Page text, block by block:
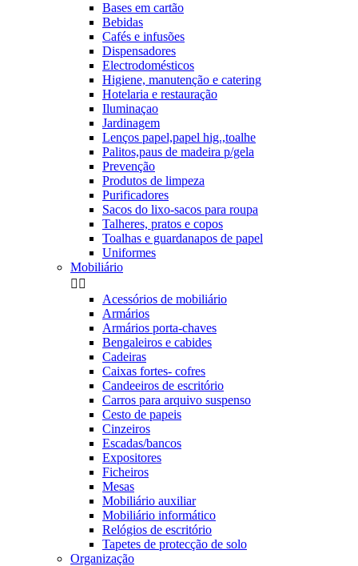
Bases em cartão
Bebidas
Cafés e infusões
Dispensadores
Electrodomésticos
Higiene, manutenção e catering
Hotelaria e restauração
Iluminaçao
Jardinagem
Lenços papel,papel hig.,toalhe
Palitos,paus de madeira p/gela
Prevenção
Produtos de limpeza
Purificadores
Sacos do lixo-sacos para roupa
Talheres, pratos e copos
Toalhas e guardanapos de papel
Uniformes
Mobiliário
 
Acessórios de mobiliário
Armários
Armários porta-chaves
Bengaleiros e cabides
Cadeiras
Caixas fortes- cofres
Candeeiros de escritório
Carros para arquivo suspenso
Cesto de papeis
Cinzeiros
Escadas/bancos
Expositores
Ficheiros
Mesas
Mobiliário auxiliar
Mobiliário informático
Relógios de escritório
Tapetes de protecção de solo
Organização